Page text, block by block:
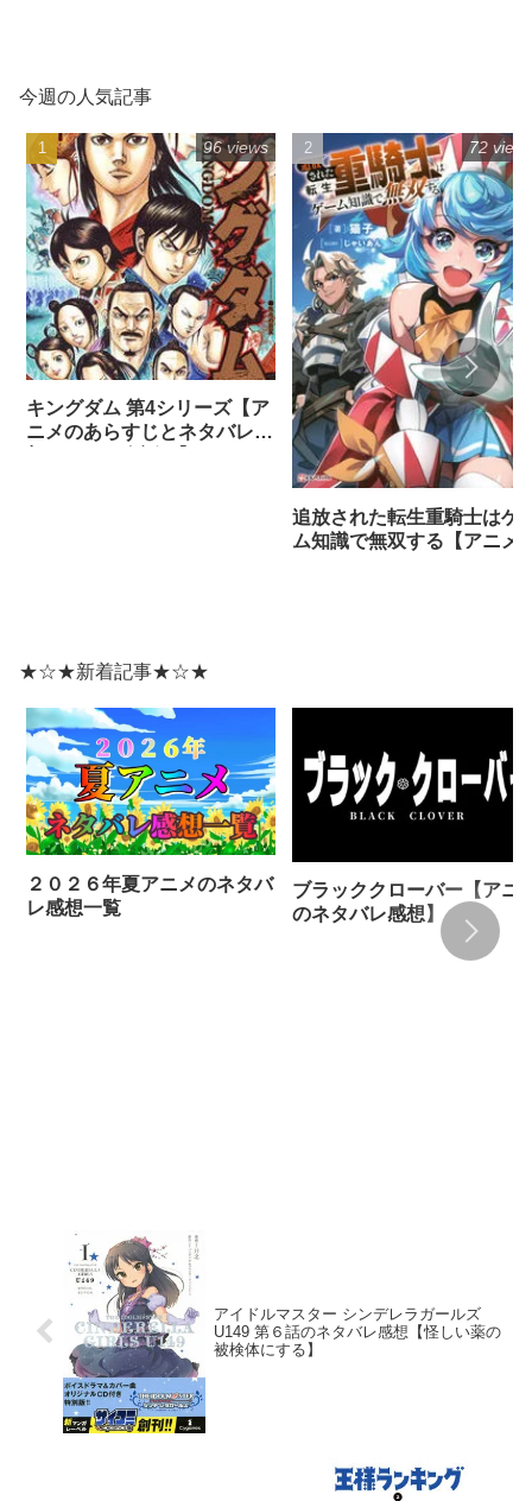
今週の人気記事
キングダム 第4シリーズ【ア
ニメのあらすじとネタバレ感
96 views
追放された転生重騎士はゲ
ム知識で無双する【アニメ
72
★☆★新着記事★☆★
２０２６年夏アニメのネタバ
レ感想一覧
ブラッククローバー【アニ
のネタバレ感想】
アイドルマスター シンデレラガールズ
U149 第６話のネタバレ感想【怪しい薬の
被検体にする】